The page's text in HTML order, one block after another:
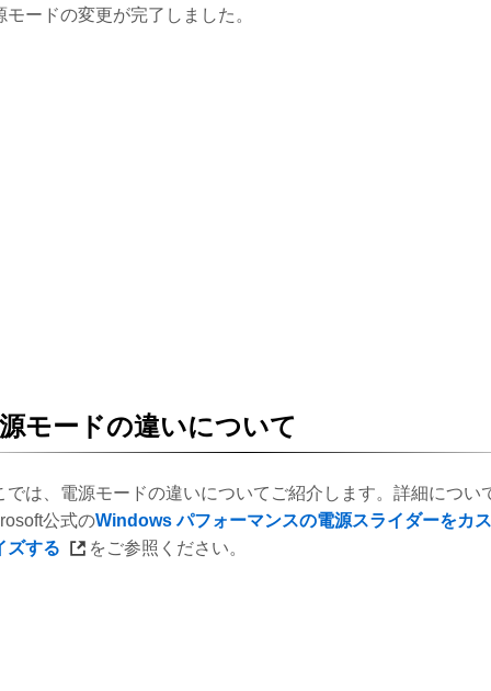
モードの変更が完了しました。
モードの違いについて
では、電源モードの違いについてご紹介します。詳細につい
公式のWindows パフォーマンスの電源スライダーをカ
ズする
をご参照ください。